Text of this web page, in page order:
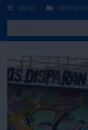
MENU ARQUIVO